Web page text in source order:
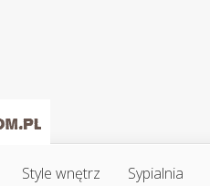
Style wnętrz Sypialnia